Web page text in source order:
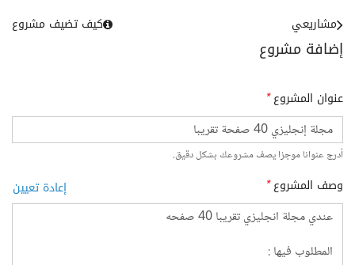
إضافة مشروع
مشاريعي كيف تضيف مشروع
عنوان المشروع*
أدرج عنوانا موجزا يصف مشروعك بشكل دقيق.
وصف المشروع* إعادة تعيين